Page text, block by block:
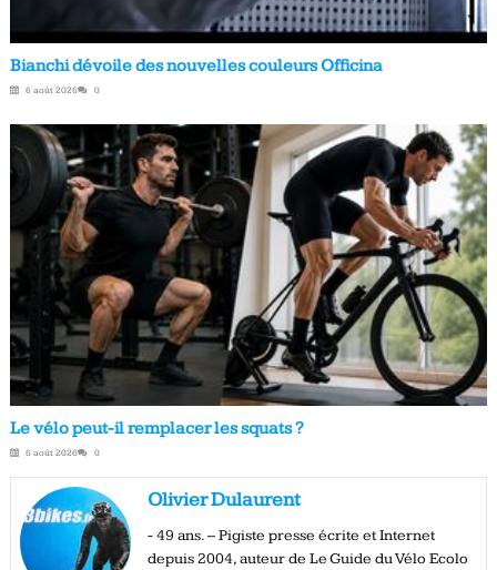
Bianchi dévoile des nouvelles couleurs Officina
6 août 2026 0
Le vélo peut-il remplacer les squats ?
6 août 2026 0
Olivier Dulaurent
- 49 ans. – Pigiste presse écrite et Internet
depuis 2004, auteur de Le Guide du Vélo Ecolo